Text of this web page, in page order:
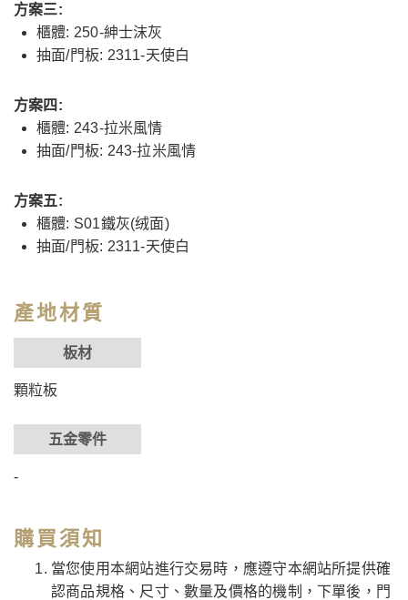
方案三:
櫃體: 250-紳士沫灰
抽面/門板: 2311-天使白
方案四:
櫃體: 243-拉米風情
抽面/門板: 243-拉米風情
方案五:
櫃體: S01鐵灰(绒面)
抽面/門板: 2311-天使白
產地材質
板材
顆粒板
五金零件
-
購買須知
當您使用本網站進行交易時，應遵守本網站所提供確
認商品規格、尺寸、數量及價格的機制，下單後，門